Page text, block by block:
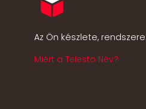
Az Ön készlete,
Miért a Telesto Név?